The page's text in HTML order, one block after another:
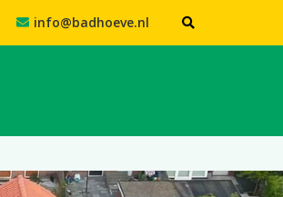
info@badhoeve.nl